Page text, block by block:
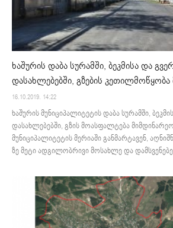
ხაშურის დაბა სურამში, ბეკმისა და
დასახლებებში, გზების
16.10.2019. 14:22
ხაშურის მუნიციპალიტეტის დაბა სურამში,
დასახლებებში, გზის მოასფალტება
მუნიციპალიტეტის მერიაში განმარტავენ,
ზე მეტი ადგილობრივი მოსახლე და